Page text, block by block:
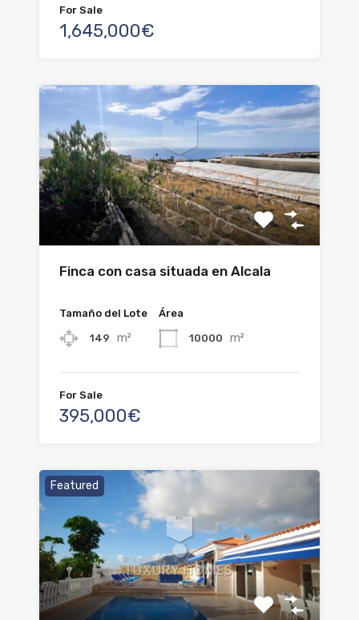
For Sale
1,645,000€
Finca con casa situada en Alcala
Tamaño del Lote
149 m²
Área
10000 m²
For Sale
395,000€
Featured